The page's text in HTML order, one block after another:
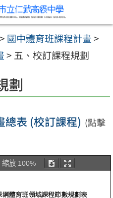
> 國中體育班課程計畫>
> 五、校訂課程規劃
劃
總表 (校訂課程) (點擊
縮放 100%